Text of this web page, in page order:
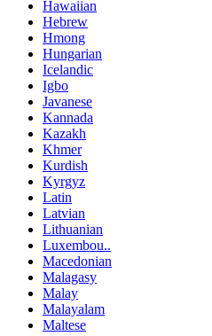
Hawaiian
Hebrew
Hmong
Hungarian
Icelandic
Igbo
Javanese
Kannada
Kazakh
Khmer
Kurdish
Kyrgyz
Latin
Latvian
Lithuanian
Luxembou..
Macedonian
Malagasy
Malay
Malayalam
Maltese